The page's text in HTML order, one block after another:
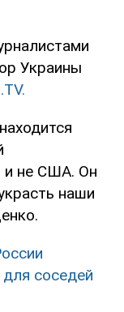
Украины
и не США. Он
наши
соседей